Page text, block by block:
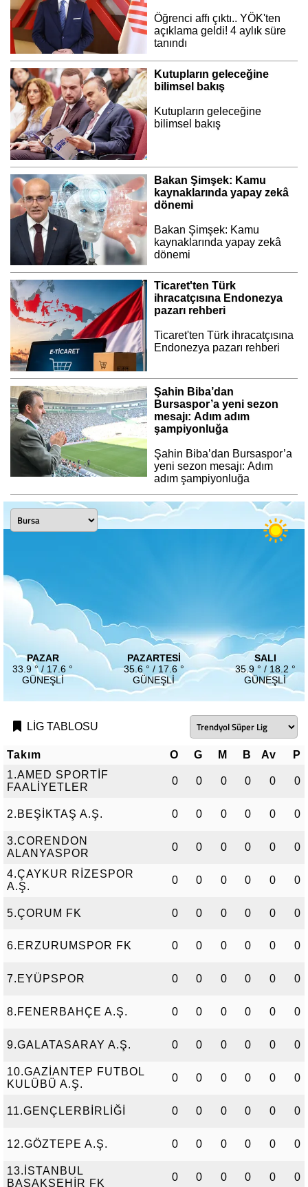
Öğrenci affı çıktı.. YÖK'ten
açıklama geldi! 4 aylık süre
tanındı
Kutupların geleceğine
bilimsel bakış
Kutupların geleceğine
bilimsel bakış
Bakan Şimşek: Kamu
kaynaklarında yapay zekâ
dönemi
Bakan Şimşek: Kamu
kaynaklarında yapay zekâ
dönemi
Ticaret'ten Türk
ihracatçısına Endonezya
pazarı rehberi
Ticaret'ten Türk ihracatçısına
Endonezya pazarı rehberi
Şahin Biba’dan
Bursaspor’a yeni sezon
mesajı: Adım adım
şampiyonluğa
Şahin Biba’dan Bursaspor’a
yeni sezon mesajı: Adım
adım şampiyonluğa
PAZAR
33.9 ° / 17.6 °
GÜNEŞLI
PAZARTESI
35.6 ° / 17.6 °
GÜNEŞLI
SALI
35.9 ° / 18.2 °
GÜNEŞLI
LİG TABLOSU
Takım O G M B Av
P
1.AMED SPORTİF
FAALİYETLER
0 0 0 0 0 0
2.BEŞİKTAŞ A.Ş. 0 0 0 0 0 0
3.CORENDON
ALANYASPOR
0 0 0 0 0 0
4.ÇAYKUR RİZESPOR
A.Ş.
0 0 0 0 0 0
5.ÇORUM FK 0 0 0 0 0 0
6.ERZURUMSPOR FK 0 0 0 0 0 0
7.EYÜPSPOR 0 0 0 0 0 0
8.FENERBAHÇE A.Ş. 0 0 0 0 0 0
9.GALATASARAY A.Ş. 0 0 0 0 0 0
10.GAZİANTEP FUTBOL
KULÜBÜ A.Ş.
0 0 0 0 0 0
11.GENÇLERBİRLİĞİ 0 0 0 0 0 0
12.GÖZTEPE A.Ş. 0 0 0 0 0 0
13.İSTANBUL
BAŞAKŞEHİR FK
0 0 0 0 0 0